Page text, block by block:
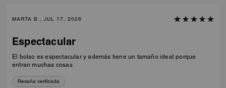
MARTA B., JUL 17, 2026
Espectacular
El bolso es espectacular y además tiene un tamaño ideal porque
entran muchas cosas
Reseña verificada